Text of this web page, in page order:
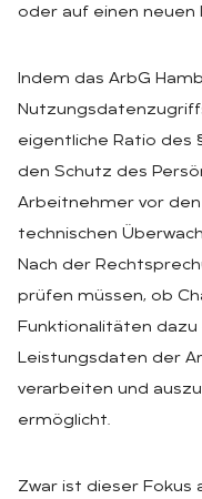
oder auf einen neuen
Indem das ArbG
eigentliche Ratio des
den Schutz des
Arbeitnehmer vor
technischen
Nach der
prüfen müssen, ob
Funktionalitäten
Leistungsdaten der
verarbeiten und
ermöglicht.
Zwar ist dieser Fokus